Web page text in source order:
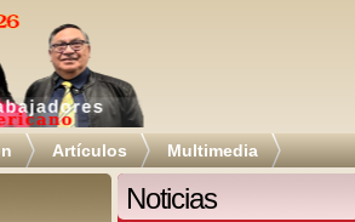
Artículos Multimedia
Noticias